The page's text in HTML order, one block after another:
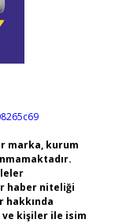
marka, kurum
haber niteliği
hakkında
ve kişiler ile isim